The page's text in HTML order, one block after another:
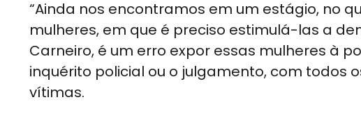
“Ainda nos encontramos em um estágio, no
mulheres, em que é preciso estimulá-las a
Carneiro, é um erro expor essas mulheres à
inquérito policial ou o julgamento, com todos
vítimas.